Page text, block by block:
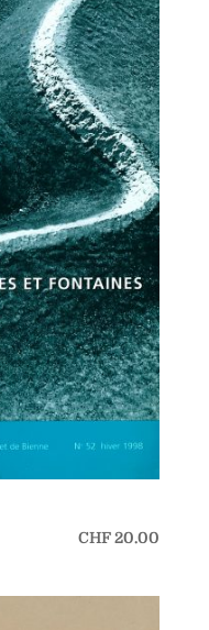
CHF20.00